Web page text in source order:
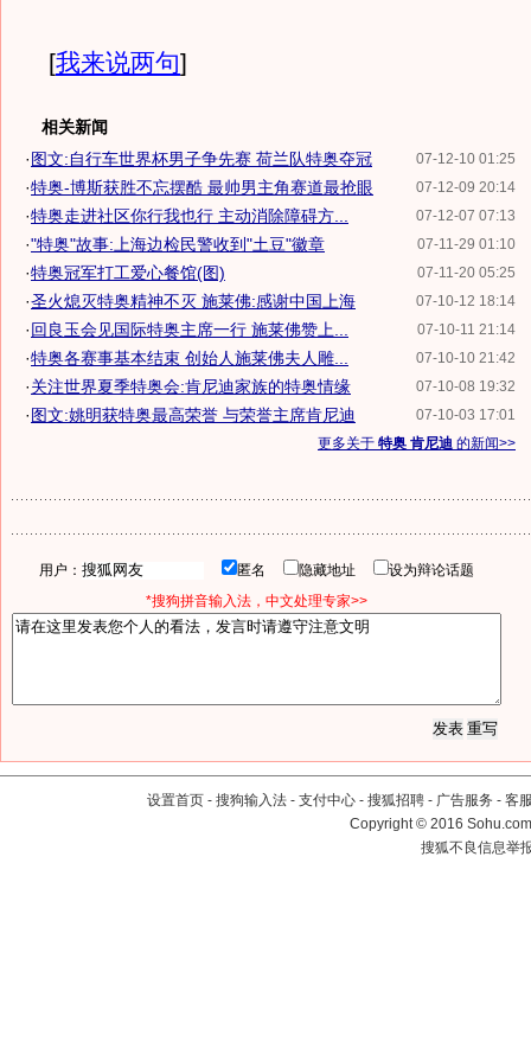
[我来说两句]
相关新闻
07-12-10 01:25
·图文:自行车世界杯男子争先赛 荷兰队特奥夺冠
07-12-09 20:14
·特奥-博斯获胜不忘摆酷 最帅男主角赛道最抢眼
07-12-07 07:13
·特奥走进社区你行我也行 主动消除障碍方...
07-11-29 01:10
·"特奥"故事:上海边检民警收到"土豆"徽章
07-11-20 05:25
·特奥冠军打工爱心餐馆(图)
07-10-12 18:14
·圣火熄灭特奥精神不灭 施莱佛:感谢中国上海
07-10-11 21:14
·回良玉会见国际特奥主席一行 施莱佛赞上...
07-10-10 21:42
·特奥各赛事基本结束 创始人施莱佛夫人雕...
07-10-08 19:32
·关注世界夏季特奥会:肯尼迪家族的特奥情缘
07-10-03 17:01
·图文:姚明获特奥最高荣誉 与荣誉主席肯尼迪
更多关于 特奥 肯尼迪 的新闻>>
用户： 匿名 隐藏地址
设为辩论话题
*搜狗拼音输入法，中文处理专家>>
设置首页 - 搜狗输入法 - 支付中心 - 搜狐招聘 - 广告服务 - 客
Copyright©2016
搜狐不良信息举